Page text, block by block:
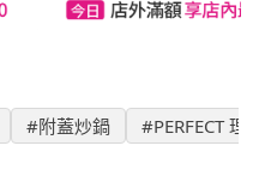
#附蓋炒鍋 #PERFECT 理